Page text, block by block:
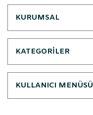
KURUMSAL
KATEGORİLER
KULLANICI MENÜSÜ